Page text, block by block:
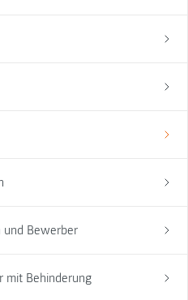
und Bewerber
mit Behinderung